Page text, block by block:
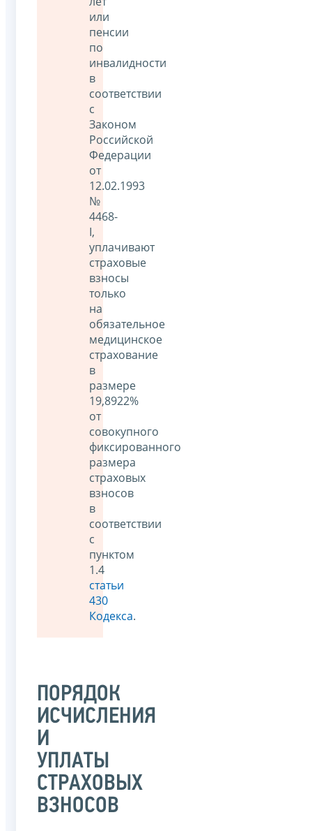
или
пенсии
по
инвалидности
в
соответствии
с
Законом
Российской
Федерации
от
12.02.1993
№
4468-
I,
уплачивают
страховые
взносы
только
на
обязательное
медицинское
страхование
в
размере
19,8922%
от
совокупного
фиксированного
размера
страховых
взносов
в
соответствии
с
пунктом
1.4
статьи
430
Кодекса.
ПОРЯДОК
ИСЧИСЛЕНИЯ
И
УПЛАТЫ
СТРАХОВЫХ
ВЗНОСОВ